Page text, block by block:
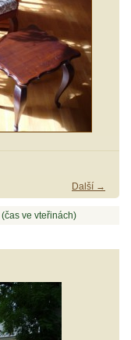
Další →
(čas ve vteřinách)